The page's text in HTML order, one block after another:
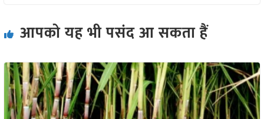
आपको यह भी पसंद आ सकता हैं